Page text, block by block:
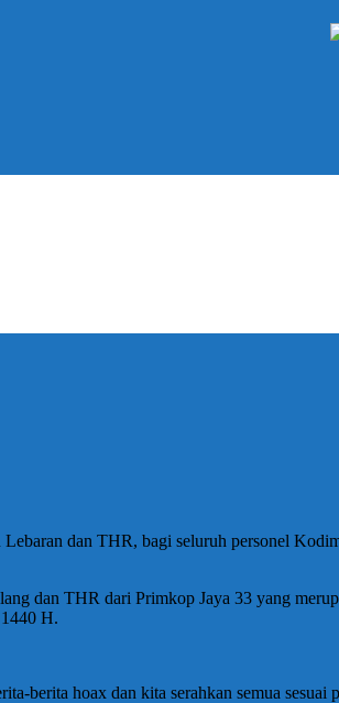
dan THR, bagi seluruh personel
dan THR dari Primkop Jaya 33 yang
H.
berita hoax dan kita serahkan semua sesuai